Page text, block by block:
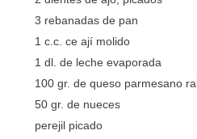
3 rebanadas de pan
1 c.c. ce ají molido
1 dl. de leche evaporada
100 gr. de queso parmesano
50 gr. de nueces
perejil picado